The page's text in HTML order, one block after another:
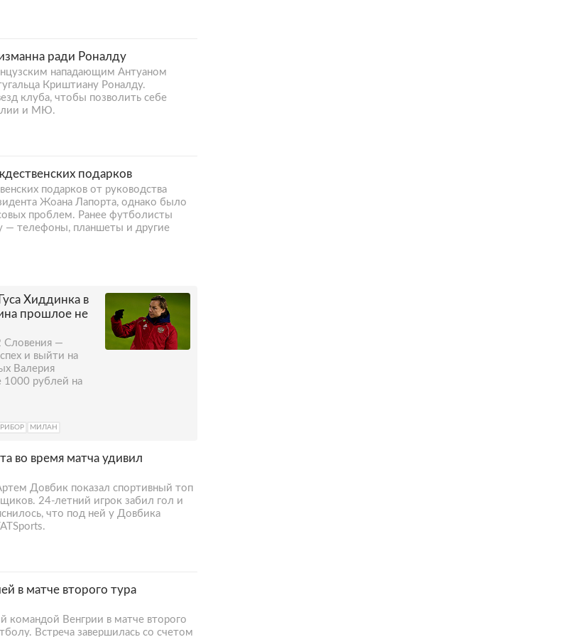
ради Роналду
нападающим Антуаном
Криштиану Роналду.
клуба, чтобы позволить себе
и МЮ.
подарков
подарков от руководства
Жоана Лапорта, однако было
проблем. Ранее футболисты
— телефоны, планшеты и другие
Хиддинка в
прошлое не
Словения —
и выйти на
Валерия
1000 рублей на
МИЛАН
во время матча удивил
Довбик показал спортивный топ
24-летний игрок забил гол и
что под ней у Довбика
в матче второго тура
командой Венгрии в матче второго
Встреча завершилась со счетом